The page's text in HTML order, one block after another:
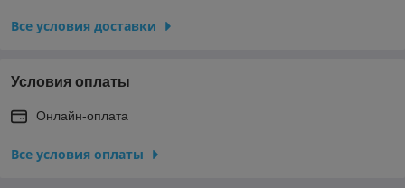
Все условия доставки
Условия оплаты
Онлайн-оплата
Все условия оплаты